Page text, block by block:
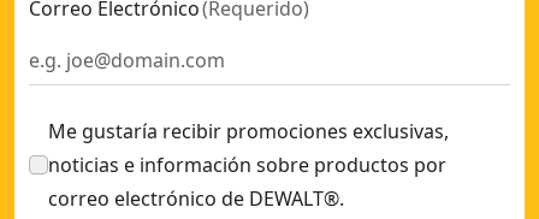
Correo Electrónico(Requerido)
Me gustaría recibir promociones exclusivas,
noticias e información sobre productos por
correo electrónico de DEWALT®.